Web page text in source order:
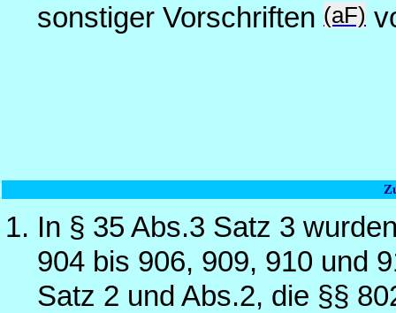
sonstiger Vorschriften (aF)
In § 35 Abs.3 Satz 3
904 bis 906, 909, 910 und
Satz 2 und Abs.2, die §§